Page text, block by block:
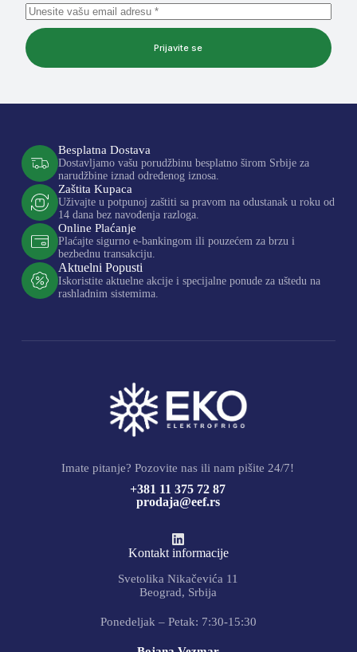
Prijavite se
Besplatna Dostava
Dostavljamo vašu porudžbinu besplatno širom Srbije za
narudžbine iznad određenog iznosa.
Zaštita Kupaca
Uživajte u potpunoj zaštiti sa pravom na odustanak u roku od
14 dana bez navođenja razloga.
Online Plaćanje
Plaćajte sigurno e-bankingom ili pouzećem za brzu i
bezbednu transakciju.
Aktuelni Popusti
Iskoristite aktuelne akcije i specijalne ponude za uštedu na
rashladnim sistemima.
Imate pitanje? Pozovite nas ili nam pišite 24/7!
+381 11 375 72 87
prodaja@eef.rs
Kontakt informacije
Svetolika Nikačevića 11
Beograd, Srbija
Ponedeljak – Petak: 7:30-15:30